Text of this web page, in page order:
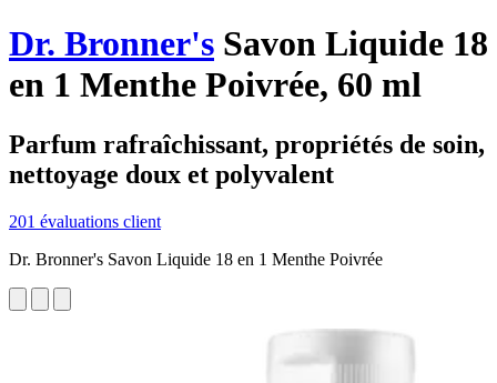
Dr. Bronner's Savon Liquide 18
en 1 Menthe Poivrée, 60 ml
Parfum rafraîchissant, propriétés de soin,
nettoyage doux et polyvalent
201 évaluations client
Dr. Bronner's Savon Liquide 18 en 1 Menthe Poivrée